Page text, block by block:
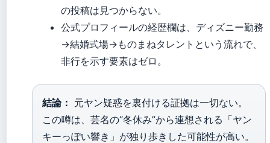
の投稿は見つからない。
公式プロフィールの経歴欄は、ディズニー勤務
→結婚式場→ものまねタレントという流れで、
非行を示す要素はゼロ。
結論： 元ヤン疑惑を裏付ける証拠は一切ない。
この噂は、芸名の“冬休み”から連想される「ヤン
キーっぽい響き」が独り歩きした可能性が高い。